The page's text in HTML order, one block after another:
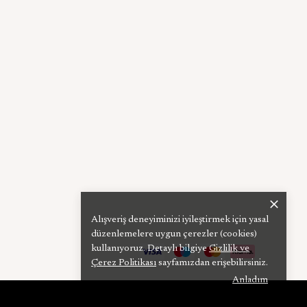
Alışveriş deneyiminizi iyileştirmek için yasal
düzenlemelere uygun çerezler (cookies)
kullanıyoruz. Detaylı bilgiyeGizlilik ve
Çerez Politikası sayfamızdan erişebilirsiniz.
Anladım